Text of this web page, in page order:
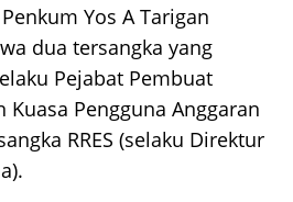
Yos A Tarigan
dua tersangka yang
Pejabat Pembuat
Kuasa Pengguna Anggaran
RRES (selaku Direktur